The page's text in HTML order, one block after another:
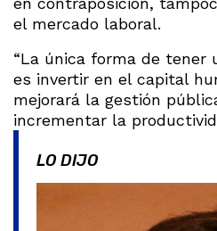
el mercado laboral.
“La única forma de
es invertir en el capital
mejorará la gestión
incrementar la
LO DIJO